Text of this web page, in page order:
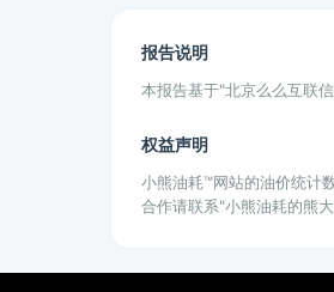
报告说明
本报告基于"北京么么互联
权益声明
小熊油耗™网站的油价统计
合作请联系"小熊油耗的熊